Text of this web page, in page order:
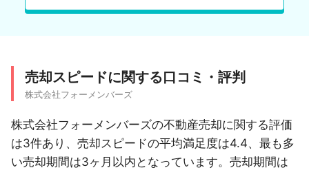
売却スピードに関する口コミ・評判
株式会社フォーメンバーズ
株式会社フォーメンバーズの不動産売却に関する評価
は3件あり、売却スピードの平均満足度は4.4、最も多
い売却期間は3ヶ月以内となっています。売却期間は